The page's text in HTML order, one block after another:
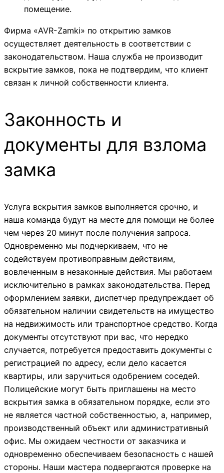
помещение.
Фирма «AVR-Zamki» по открытию замков
осуществляет деятельность в соответствии с
законодательством. Наша служба не производит
вскрытие замков, пока не подтвердим, что клиент
связан к личной собственности клиента.
Законность и
документы для взлома
замка
Услуга вскрытия замков выполняется срочно, и
наша команда будут на месте для помощи не более
чем через 20 минут после получения запроса.
Одновременно мы подчеркиваем, что не
содействуем противоправным действиям,
вовлеченным в незаконные действия. Мы работаем
исключительно в рамках законодательства. Перед
оформлением заявки, диспетчер предупреждает об
обязательном наличии свидетельств на имущество
на недвижимость или транспортное средство. Когда
документы отсутствуют при вас, что нередко
случается, потребуется предоставить документы с
регистрацией по адресу, если дело касается
квартиры, или заручиться одобрением соседей.
Полицейские могут быть приглашены на место
вскрытия замка в обязательном порядке, если это
не является частной собственностью, а, например,
производственный объект или административный
офис. Мы ожидаем честности от заказчика и
одновременно обеспечиваем безопасность с нашей
стороны. Наши мастера подвергаются проверке на